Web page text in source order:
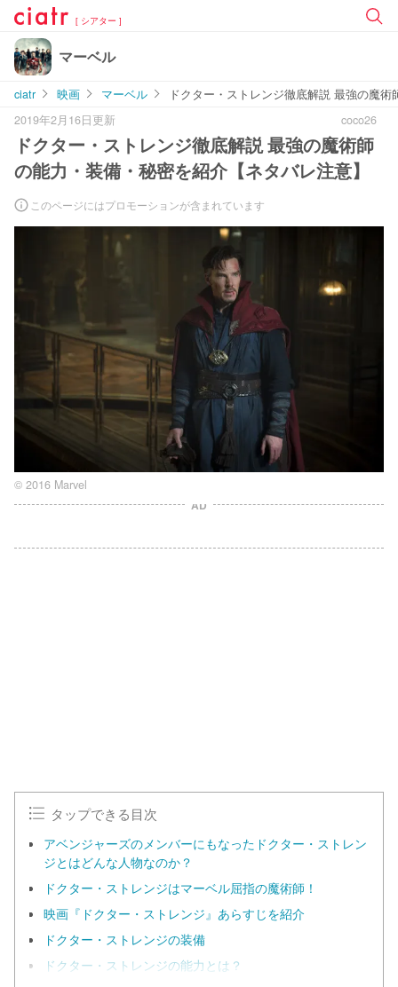
[ シアター ]
マーベル
ciatr 映画 マーベル
ドクター・ストレンジ徹底解説 最強の魔
2019年2月16日更新
coco26
ドクター・ストレンジ徹底解説 最強の魔術師
の能力・装備・秘密を紹介【ネタバレ注意】
このページにはプロモーションが含まれています
© 2016 Marvel
AD
タップできる目次
アベンジャーズのメンバーにもなったドクター・ストレン
ジとはどんな人物なのか？
ドクター・ストレンジはマーベル屈指の魔術師！
映画『ドクター・ストレンジ』あらすじを紹介
ドクター・ストレンジの装備
ドクター・ストレンジの能力とは？